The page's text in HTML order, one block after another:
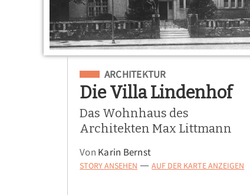
Eingeordnet unter
ARCHITEKTUR
Die Villa Lindenhof
Das Wohnhaus des
Architekten Max Littmann
Von Karin Bernst
STORY ANSEHEN — AUF DER KARTE ANZEIGEN